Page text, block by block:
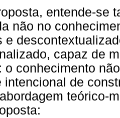
entende-se
não no
e
capaz de
o conhecimento
intencional de
teórico-